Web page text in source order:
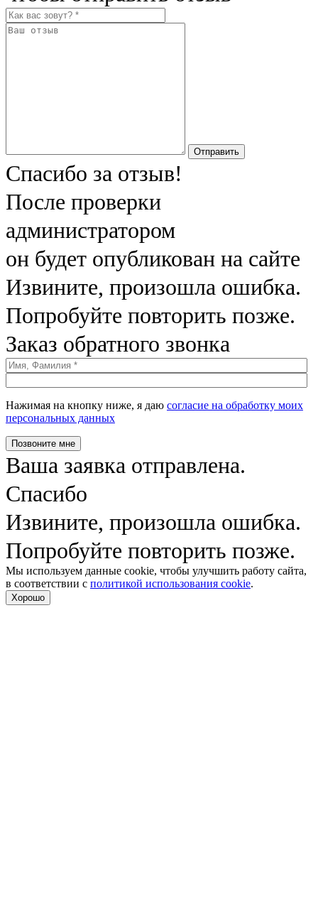
Отправить
Спасибо за отзыв!
После проверки
администратором
он будет опубликован на сайте
Извините, произошла ошибка.
Попробуйте повторить позже.
Заказ обратного звонка
Нажимая на кнопку ниже, я даю согласие на обработку моих
персональных данных
Позвоните мне
Ваша заявка отправлена.
Спасибо
Извините, произошла ошибка.
Попробуйте повторить позже.
Мы используем данные cookie, чтобы улучшить работу сайта,
в соответствии с политикой использования cookie.
Хорошо